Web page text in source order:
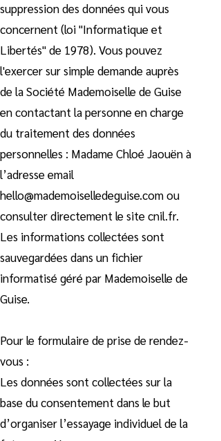
suppression des données qui vous
concernent (loi "Informatique et
Libertés" de 1978). Vous pouvez
l'exercer sur simple demande auprès
de la Société Mademoiselle de Guise
en contactant la personne en charge
du traitement des données
personnelles : Madame Chloé Jaouën à
l’adresse email
hello@mademoiselledeguise.comou
consulter directement le site cnil.fr.
Les informations collectées sont
sauvegardées dans un fichier
informatisé géré par Mademoiselle de
Guise.
Pour le formulaire de prise de rendez-
vous :
Les données sont collectées sur la
base du consentement dans le but
d’organiser l’essayage individuel de la